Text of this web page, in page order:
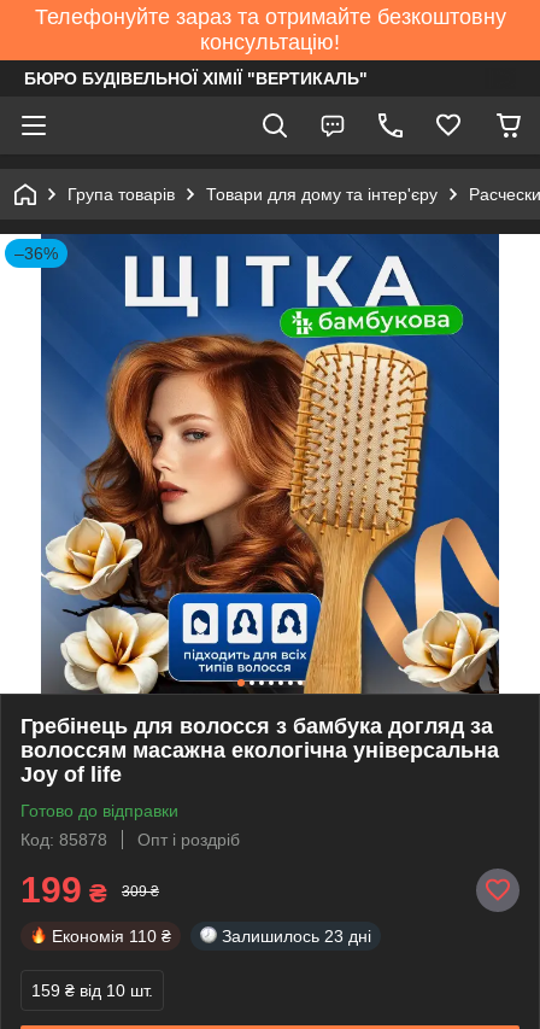
Телефонуйте зараз та отримайте безкоштовну
консультацію!
БЮРО БУДІВЕЛЬНОЇ ХІМІЇ "ВЕРТИКАЛЬ"
Група товарів Товари для дому та інтер'єру Расчески
–36%
Гребінець для волосся з бамбука догляд за
волоссям масажна екологічна універсальна
Joy of life
Готово до відправки
Код: 85878
Опт і роздріб
199 ₴ 309 ₴
Економія 110 ₴ Залишилось 23 дні
159 ₴ від 10 шт.